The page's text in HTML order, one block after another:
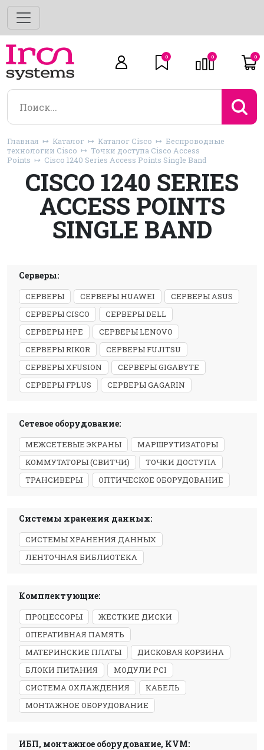
0 0 0
Главная Каталог Каталог Cisco
Беспроводные
технологии Cisco
Точки доступа Cisco Access
Points
Cisco 1240 Series Access Points Single Band
CISCO 1240 SERIES
ACCESS POINTS
SINGLE BAND
Серверы:
СЕРВЕРЫ СЕРВЕРЫ HUAWEI
СЕРВЕРЫ ASUS
СЕРВЕРЫ CISCO
СЕРВЕРЫ DELL
СЕРВЕРЫ HPE
СЕРВЕРЫ LENOVO
СЕРВЕРЫ RIKOR
СЕРВЕРЫ FUJITSU
СЕРВЕРЫ XFUSION
СЕРВЕРЫ GIGABYTE
СЕРВЕРЫ FPLUS
СЕРВЕРЫ GAGARIN
Сетевое оборудование:
МЕЖСЕТЕВЫЕ ЭКРАНЫ
МАРШРУТИЗАТОРЫ
КОММУТАТОРЫ (СВИТЧИ)
ТОЧКИ ДОСТУПА
ТРАНСИВЕРЫ
ОПТИЧЕСКОЕ ОБОРУДОВАНИЕ
Системы хранения данных:
СИСТЕМЫ ХРАНЕНИЯ ДАННЫХ
ЛЕНТОЧНАЯ БИБЛИОТЕКА
Комплектующие:
ПРОЦЕССОРЫ
ЖЕСТКИЕ ДИСКИ
ОПЕРАТИВНАЯ ПАМЯТЬ
МАТЕРИНСКИЕ ПЛАТЫ
ДИСКОВАЯ КОРЗИНА
БЛОКИ ПИТАНИЯ
МОДУЛИ PCI
СИСТЕМА ОХЛАЖДЕНИЯ
КАБЕЛЬ
МОНТАЖНОЕ ОБОРУДОВАНИЕ
ИБП, монтажное оборудование, KVM: